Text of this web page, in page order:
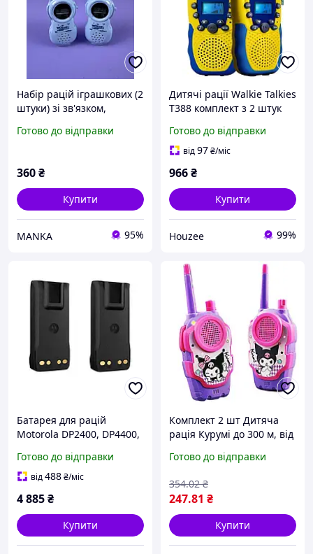
Набір рацій іграшкових (2
штуки) зі зв'язком,
годинником, 2 кольори,
Готово до відправки
360₴
Купити
MANKA 95%
Дитячі рації Walkie Talkies
T388 комплект з 2 штук
відстані до 5 км з
ліхтариком та гарнітуро
Готово до відправки
від97₴/міс
966₴
Купити
Houzee 99%
Батарея для рацій
Motorola DP2400, DP4400,
mAh, комплект 2 штуки
(PMNN4543A)
Готово до відправки
від488₴/міс
4 885₴
Купити
Комплект 2 шт Дитяча
рація Курумі до 300 м, від
рацій для дітей /
Готово до відправки
247.81 ₴
354.02 ₴
Купити